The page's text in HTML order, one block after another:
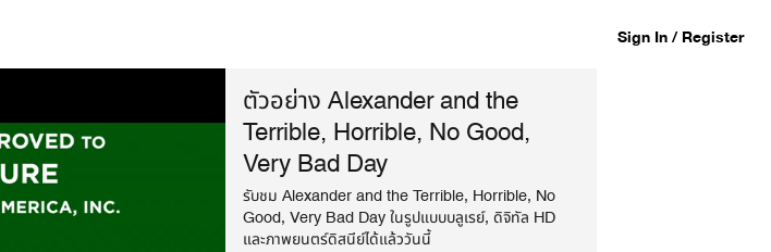
Sign In / Register
ตัวอย่าง Alexander and the
Terrible, Horrible, No Good,
Very Bad Day
รับชม Alexander and the Terrible, Horrible, No
Good, Very Bad Day ในรูปแบบบลูเรย์, ดิจิทัล HD
และภาพยนตร์ดิสนีย์ได้แล้ววันนี้